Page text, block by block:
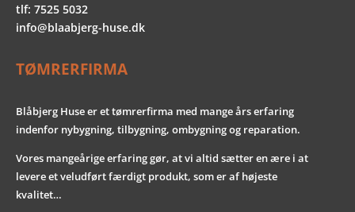
tlf: 7525 5032
info@blaabjerg-huse.dk
TØMRERFIRMA
Blåbjerg Huse er et tømrerfirma med mange års erfaring
indenfor nybygning, tilbygning, ombygning og reparation.
Vores mangeårige erfaring gør, at vi altid sætter en ære i at
levere et veludført færdigt produkt, som er af højeste
kvalitet…